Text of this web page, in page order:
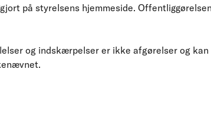
på styrelsens hjemmeside.
og indskærpelser er ikke afgørelser og